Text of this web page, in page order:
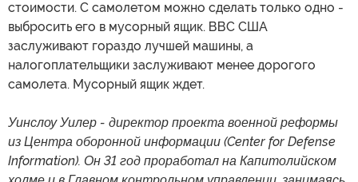
стоимости. С самолетом можно сделать только одно -
выбросить его в мусорный ящик. ВВС США
заслуживают гораздо лучшей машины, а
налогоплательщики заслуживают менее дорогого
самолета. Мусорный ящик ждет.
Уинслоу Уилер - директор проекта военной реформы
из Центра оборонной информации (Center for Defense
Information). Он 31 год проработал на Капитолийском